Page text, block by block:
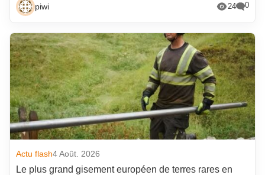
piwi 24 0
Actu flash4 Août. 2026
Le plus grand gisement européen de terres rares en